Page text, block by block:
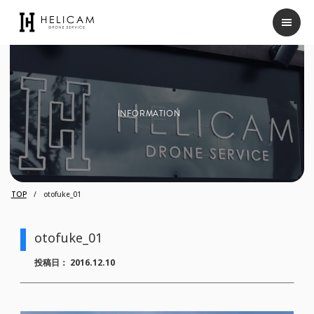
INFORMATION
TOP otofuke_01
otofuke_01
投稿日： 2016.12.10